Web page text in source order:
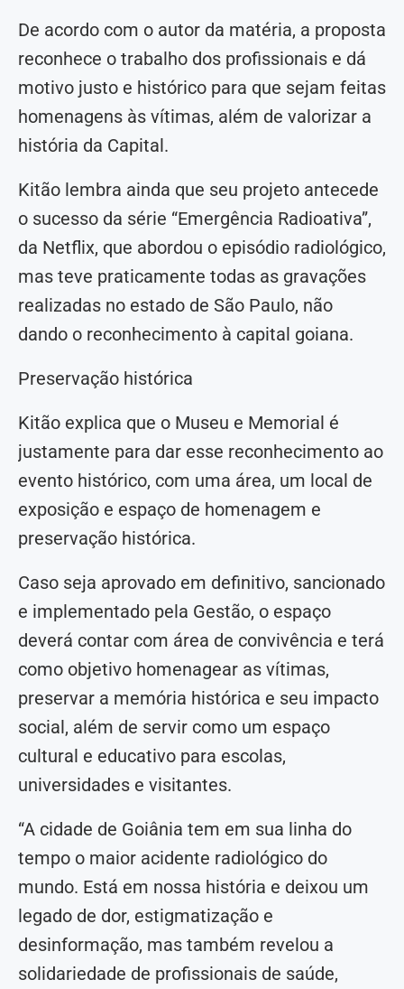
De acordo com o autor da matéria, a proposta
reconhece o trabalho dos profissionais e dá
motivo justo e histórico para que sejam feitas
homenagens às vítimas, além de valorizar a
história da Capital.
Kitão lembra ainda que seu projeto antecede
o sucesso da série “Emergência Radioativa”,
da Netflix, que abordou o episódio radiológico,
mas teve praticamente todas as gravações
realizadas no estado de São Paulo, não
dando o reconhecimento à capital goiana.
Preservação histórica
Kitão explica que o Museu e Memorial é
justamente para dar esse reconhecimento ao
evento histórico, com uma área, um local de
exposição e espaço de homenagem e
preservação histórica.
Caso seja aprovado em definitivo, sancionado
e implementado pela Gestão, o espaço
deverá contar com área de convivência e terá
como objetivo homenagear as vítimas,
preservar a memória histórica e seu impacto
social, além de servir como um espaço
cultural e educativo para escolas,
universidades e visitantes.
“A cidade de Goiânia tem em sua linha do
tempo o maior acidente radiológico do
mundo. Está em nossa história e deixou um
legado de dor, estigmatização e
desinformação, mas também revelou a
solidariedade de profissionais de saúde,